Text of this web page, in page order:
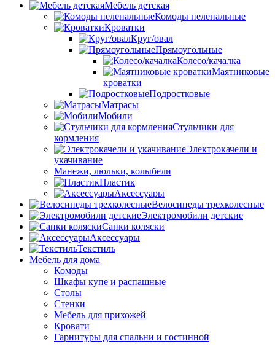
Мебель детская
Комоды пеленальные
Кроватки
Круг/овал
Прямоугольные
Колесо/качалка
Маятниковые
кроватки
Подростковые
Матрасы
Мобили
Стульчики для
кормления
Электрокачели и
укачивание
Манежи, люльки, колыбели
Пластик
Аксессуары
Велосипеды трехколесные
Электромобили детские
Санки коляски
Аксессуары
Текстиль
Мебель для дома
Комоды
Шкафы купе и распашные
Столы
Стенки
Мебель для прихожей
Кровати
Гарнитуры для спальни и гостинной